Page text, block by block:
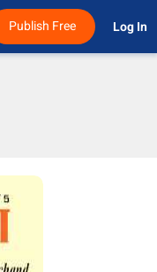
Publish Free Log In